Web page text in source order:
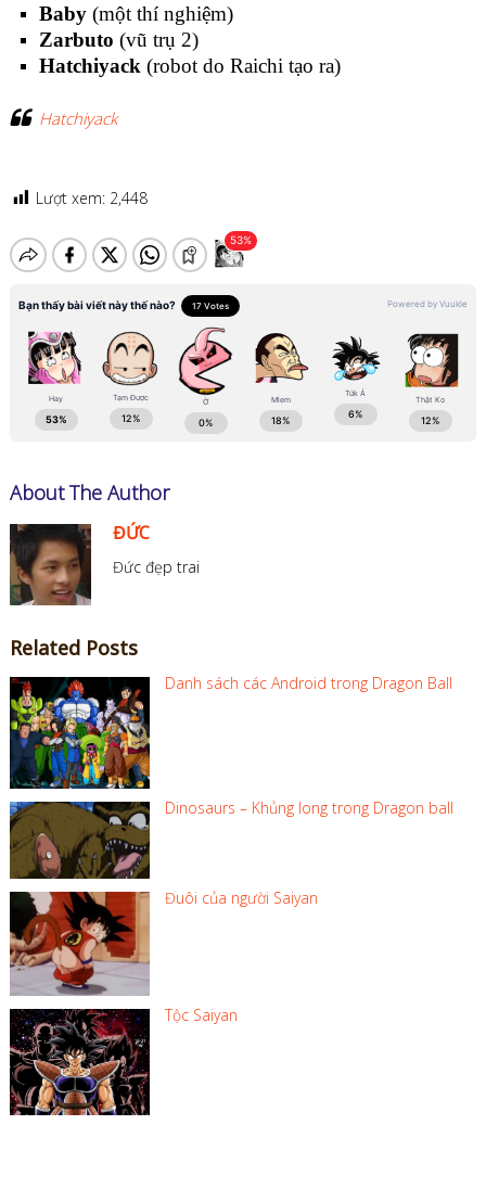
Baby(một thí nghiệm)
Zarbuto (vũ trụ 2)
Hatchiyack (robot do Raichi tạo ra)
Hatchiyack
Lượt xem: 2,448
About The Author
ĐỨC
Đức đẹp trai
Related Posts
Danh sách các Android trong Dragon Ball
Dinosaurs – Khủng long trong Dragon ball
Đuôi của người Saiyan
Tộc Saiyan